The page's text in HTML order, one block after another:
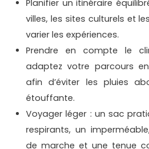
Planifier un itinéraire
villes, les sites culturels et
varier les expériences.
Prendre en compte le
adaptez votre parcours
afin d’éviter les pluies
étouffante.
Voyager léger : un sac
respirants, un
de marche et une tenue